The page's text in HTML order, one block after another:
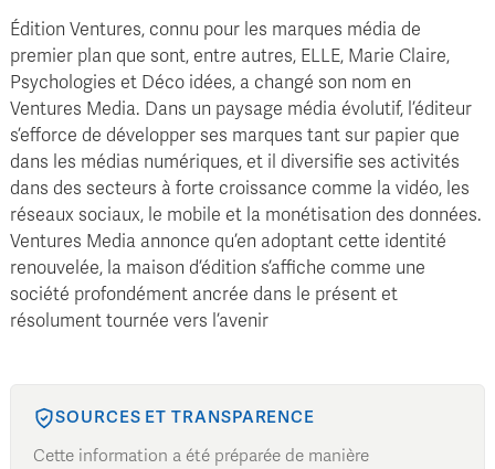
Édition Ventures, connu pour les marques média de
premier plan que sont, entre autres, ELLE, Marie Claire,
Psychologies et Déco idées, a changé son nom en
Ventures Media. Dans un paysage média évolutif, l’éditeur
s’efforce de développer ses marques tant sur papier que
dans les médias numériques, et il diversifie ses activités
dans des secteurs à forte croissance comme la vidéo, les
réseaux sociaux, le mobile et la monétisation des données.
Ventures Media annonce qu’en adoptant cette identité
renouvelée, la maison d’édition s’affiche comme une
société profondément ancrée dans le présent et
résolument tournée vers l’avenir
SOURCES ET TRANSPARENCE
Cette information a été préparée de manière